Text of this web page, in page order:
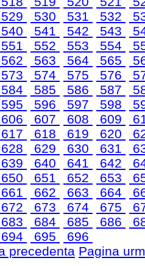
529 530 531 532
540 541 542 543
551 552 553 554
562 563 564 565
573 574 575 576
584 585 586 587
595 596 597 598
606 607 608 609
617 618 619 620
628 629 630 631
639 640 641 642
650 651 652 653
661 662 663 664
672 673 674 675
683 684 685 686
694 695
696
precedenta Pagina